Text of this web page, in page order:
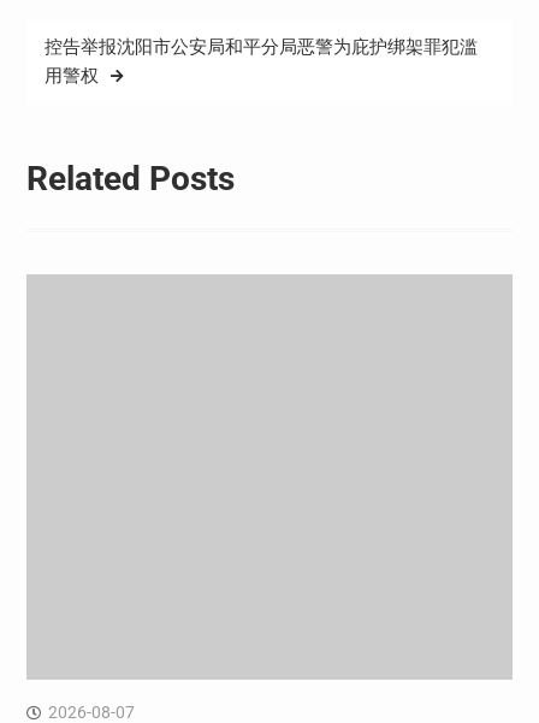
航控告举报沈阳市公安局和平分局恶警为庇护绑架罪犯滥
用警权
Related Posts
2026-08-07